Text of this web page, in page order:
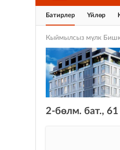
Батирлер Үйлөр
Кыймылсыз мүлк
2-бөлм. бат.,